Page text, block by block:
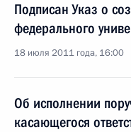
Подписан Указ о
федерального
18 июля 2011 года, 16:00
Об исполнении
касающегося